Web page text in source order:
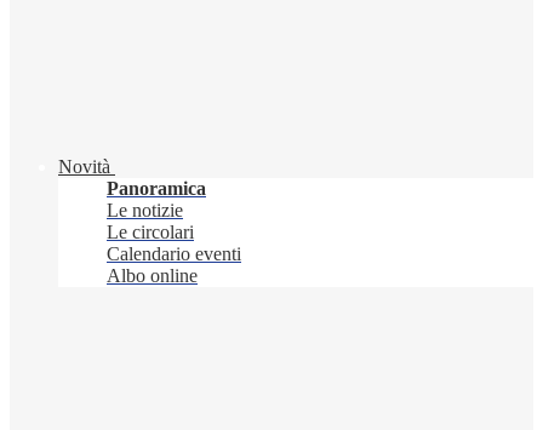
Novità
Panoramica
Le notizie
Le circolari
Calendario eventi
Albo online